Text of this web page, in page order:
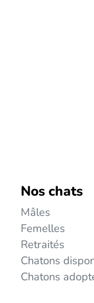
Nos chats
Mâles
Femelles
Retraités
Chatons
Chatons